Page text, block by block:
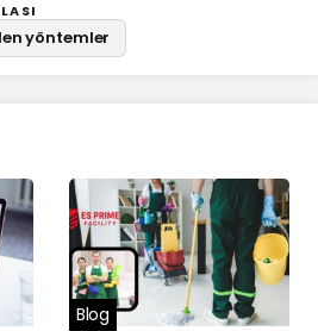
yöntemler
Blog